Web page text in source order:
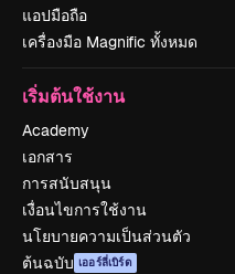
แอปมือถือ
เครื่องมือ Magnific ทั้งหมด
เริ่มต้นใช้งาน
Academy
เอกสาร
การสนับสนุน
เงื่อนไขการใช้งาน
นโยบายความเป็นส่วนตัว
ต้นฉบับ เออร์ลี่เบิร์ด